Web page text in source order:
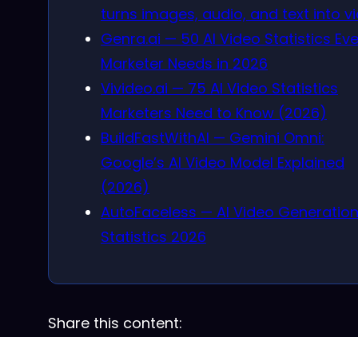
turns images, audio, and text into
Genra.ai — 50 AI Video Statistics
Marketer Needs in 2026
Vivideo.ai — 75 AI Video Statistics
Marketers Need to Know (2026)
BuildFastWithAI — Gemini Omni:
Google’s AI Video Model Explained
(2026)
AutoFaceless — AI Video Generation
Statistics 2026
Share this content: